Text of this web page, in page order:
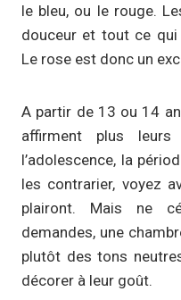
le bleu, ou le rouge.
douceur et tout ce
Le rose est donc un
A partir de 13 ou 14
affirment plus leurs
l’adolescence, la
les contrarier, voyez
plairont. Mais ne
demandes, une
plutôt des tons
décorer à leur goût.